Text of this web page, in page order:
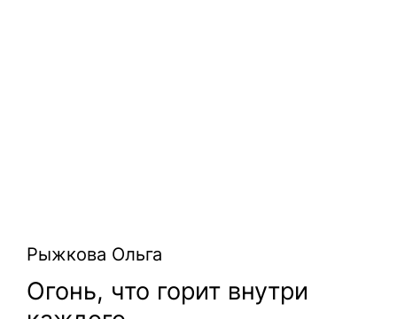
Рыжкова Ольга
Огонь, что горит внутри